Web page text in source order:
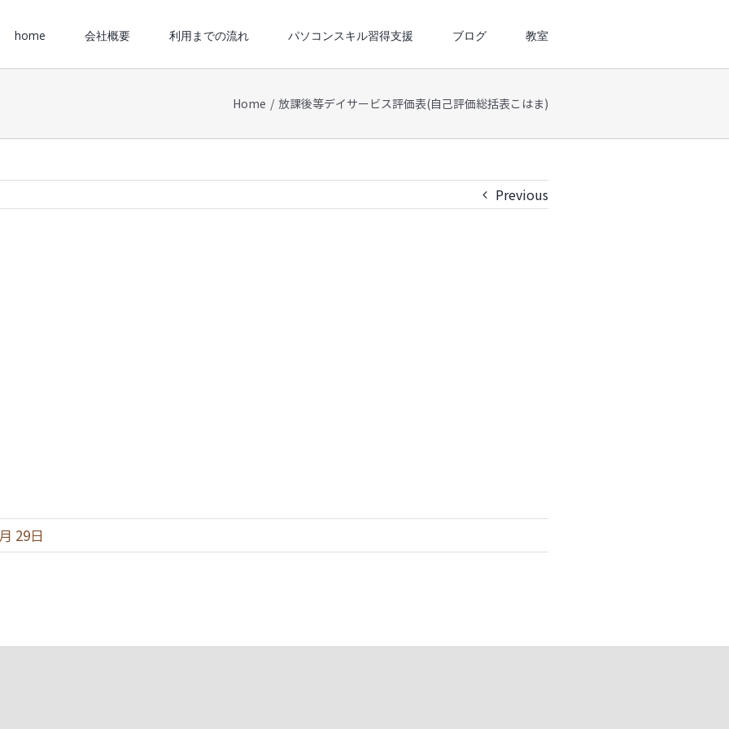
home 会社概要 利用までの流れ パソコンスキル習得支援 ブログ 教室
Home / 放課後等デイサービス評価表(自己評価総括表こはま)
Previous
29日